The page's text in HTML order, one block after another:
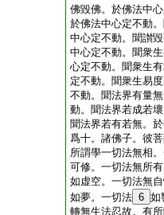
佛毀佛。於佛法中
於佛法中心定不動
中心定不動。聞讃
中心定不動。聞衆
心定不動。聞衆生
定不動。聞衆生易
不動。聞法界有量
動。聞法界若成若
聞法界若有若無。
爲十。諸佛子。彼
所謂學一切法無相
可修。一切法無所
如虚空。一切法無
如夢。一切法 6 如
轉無生法忍故。有